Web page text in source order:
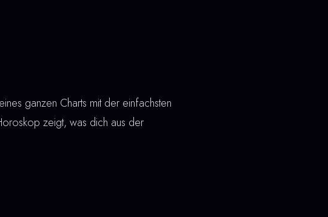
ganzen Charts mit der einfachsten
zeigt, was dich aus der